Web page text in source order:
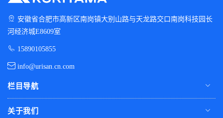
安徽省合肥市高新区南岗镇大别山路与天龙路交口南岗科技园长
河经济城E8609室
15890105855
info@urisan.cn.com
栏目导航
关于我们